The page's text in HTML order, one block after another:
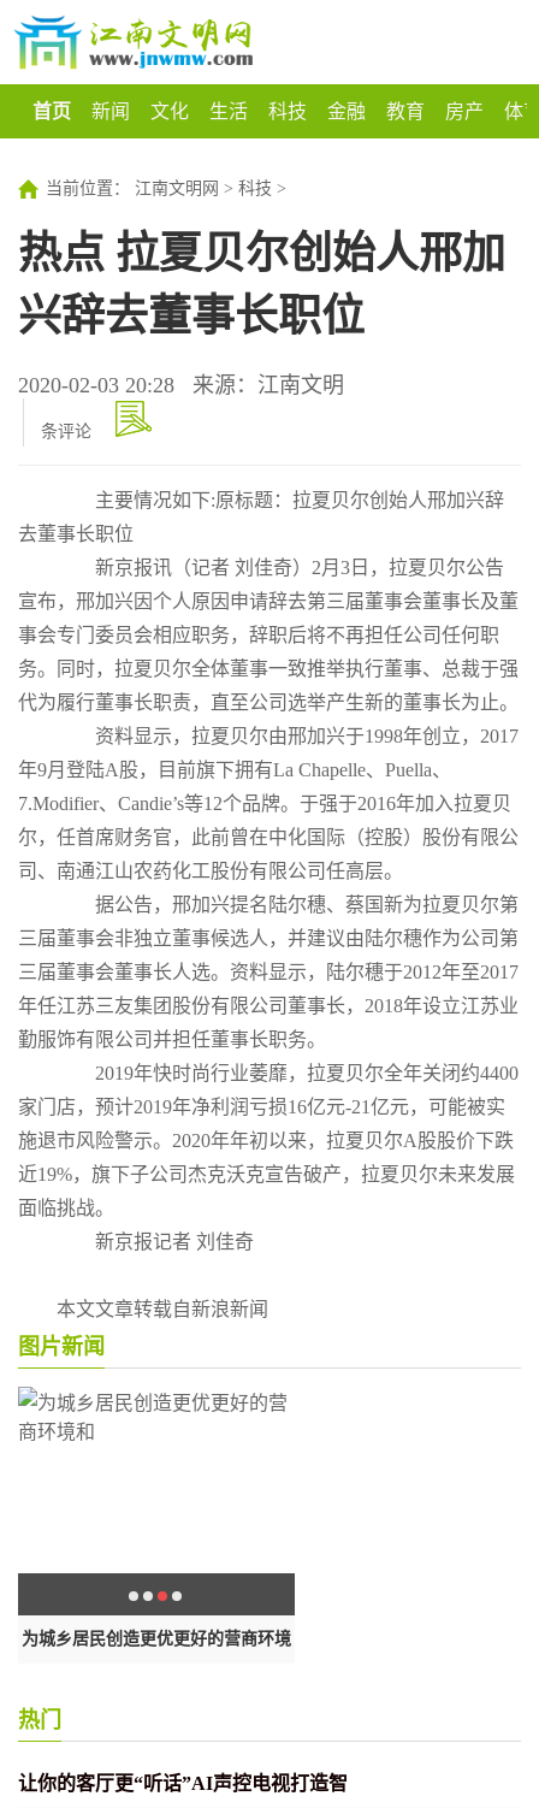
首页 新闻 文化 生活 科技 金融 教育 房产 体
当前位置： 江南文明网 > 科技 >
热点 拉夏贝尔创始人邢加
兴辞去董事长职位
2020-02-03 20:28 来源：江南文明
条评论
主要情况如下:原标题：拉夏贝尔创始人邢加兴辞
去董事长职位
新京报讯（记者 刘佳奇）2月3日，拉夏贝尔公告
宣布，邢加兴因个人原因申请辞去第三届董事会董事长及董
事会专门委员会相应职务，辞职后将不再担任公司任何职
务。同时，拉夏贝尔全体董事一致推举执行董事、总裁于强
代为履行董事长职责，直至公司选举产生新的董事长为止。
资料显示，拉夏贝尔由邢加兴于1998年创立，2017
年9月登陆A股，目前旗下拥有La Chapelle、Puella、
7.Modifier、Candie’s等12个品牌。于强于2016年加入拉夏贝
尔，任首席财务官，此前曾在中化国际 （控股）股份有限公
司、南通江山农药化工股份有限公司任高层。
据公告，邢加兴提名陆尔穗、蔡国新为拉夏贝尔第
三届董事会非独立董事候选人，并建议由陆尔穗作为公司第
三届董事会董事长人选。资料显示，陆尔穗于2012年至2017
年任江苏三友集团股份有限公司董事长，2018年设立江苏业
勤服饰有限公司并担任董事长职务。
2019年快时尚行业萎靡，拉夏贝尔全年关闭约4400
家门店，预计2019年净利润亏损16亿元-21亿元，可能被实
施退市风险警示。2020年年初以来，拉夏贝尔A股股价下跌
近19%，旗下子公司杰克沃克宣告破产，拉夏贝尔未来发展
面临挑战。
新京报记者 刘佳奇
本文文章转载自新浪新闻
图片新闻
为城乡居民创造更优更好的营商环境
热门
让你的客厅更“听话”AI声控电视打造智